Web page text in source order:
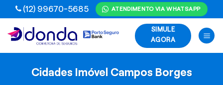
Skip
to
content
(12) 99670-5685 ATENDIMENTO VIA WHATSAPP
SIMULE
AGORA
Cidades Imóvel Campos Borges